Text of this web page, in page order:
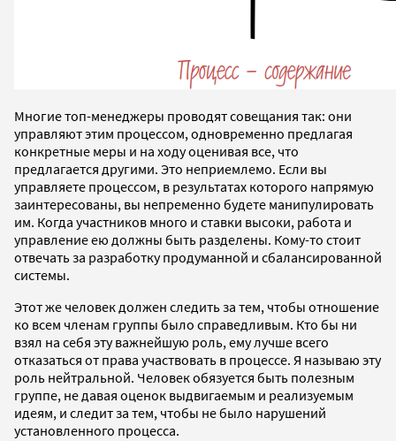
Многие топ-менеджеры проводят совещания так: они
управляют этим процессом, одновременно предлагая
конкретные меры и на ходу оценивая все, что
предлагается другими. Это неприемлемо. Если вы
управляете процессом, в результатах которого напрямую
заинтересованы, вы непременно будете манипулировать
им. Когда участников много и ставки высоки, работа и
управление ею должны быть разделены. Кому-то стоит
отвечать за разработку продуманной и сбалансированной
системы.
Этот же человек должен следить за тем, чтобы отношение
ко всем членам группы было справедливым. Кто бы ни
взял на себя эту важнейшую роль, ему лучше всего
отказаться от права участвовать в процессе. Я называю эту
роль нейтральной. Человек обязуется быть полезным
группе, не давая оценок выдвигаемым и реализуемым
идеям, и следит за тем, чтобы не было нарушений
установленного процесса.